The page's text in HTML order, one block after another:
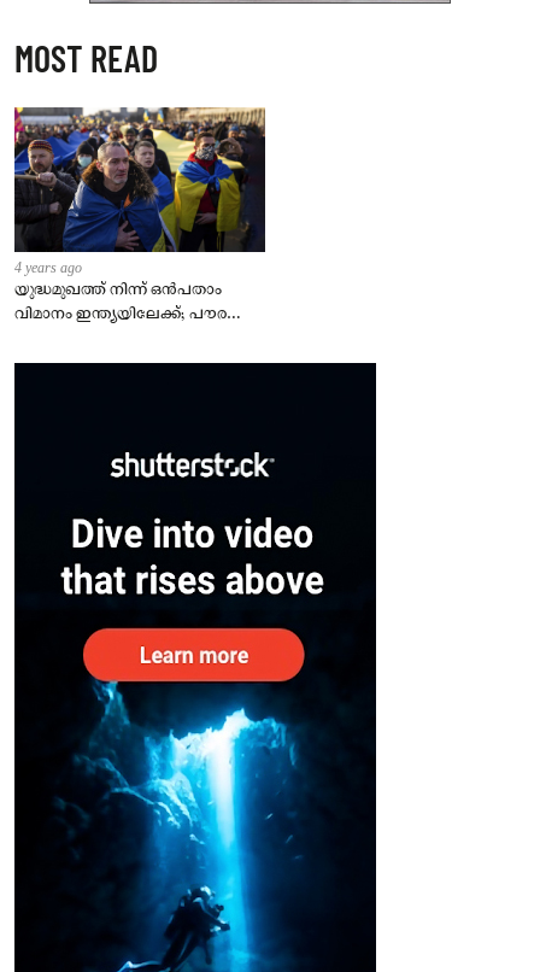
MOST READ
4 years ago
യുദ്ധമുഖത്ത് നിന്ന് ഒൻപതാം
വിമാനം ഇന്ത്യയിലേക്ക്; പൗരന്മാർ
– കേന്ദ്രം